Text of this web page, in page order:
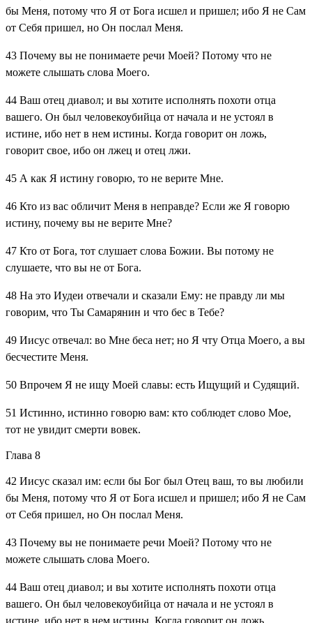
бы Меня, потому что Я от Бога исшел и пришел; ибо Я не Сам
от Себя пришел, но Он послал Меня.
43 Почему вы не понимаете речи Моей? Потому что не
можете слышать слова Моего.
44 Ваш отец диавол; и вы хотите исполнять похоти отца
вашего. Он был человекоубийца от начала и не устоял в
истине, ибо нет в нем истины. Когда говорит он ложь,
говорит свое, ибо он лжец и отец лжи.
45 А как Я истину говорю, то не верите Мне.
46 Кто из вас обличит Меня в неправде? Если же Я говорю
истину, почему вы не верите Мне?
47 Кто от Бога, тот слушает слова Божии. Вы потому не
слушаете, что вы не от Бога.
48 На это Иудеи отвечали и сказали Ему: не правду ли мы
говорим, что Ты Самарянин и что бес в Тебе?
49 Иисус отвечал: во Мне беса нет; но Я чту Отца Моего, а вы
бесчестите Меня.
50 Впрочем Я не ищу Моей славы: есть Ищущий и Судящий.
51 Истинно, истинно говорю вам: кто соблюдет слово Мое,
тот не увидит смерти вовек.
Глава 8
42 Иисус сказал им: если бы Бог был Отец ваш, то вы любили
бы Меня, потому что Я от Бога исшел и пришел; ибо Я не Сам
от Себя пришел, но Он послал Меня.
43 Почему вы не понимаете речи Моей? Потому что не
можете слышать слова Моего.
44 Ваш отец диавол; и вы хотите исполнять похоти отца
вашего. Он был человекоубийца от начала и не устоял в
истине, ибо нет в нем истины. Когда говорит он ложь,